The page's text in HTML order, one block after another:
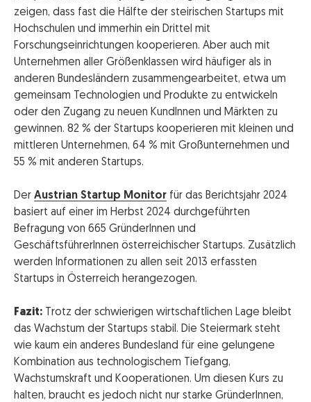
zeigen, dass fast die Hälfte der steirischen Startups mit
Hochschulen und immerhin ein Drittel mit
Forschungseinrichtungen kooperieren. Aber auch mit
Unternehmen aller Größenklassen wird häufiger als in
anderen Bundesländern zusammengearbeitet, etwa um
gemeinsam Technologien und Produkte zu entwickeln
oder den Zugang zu neuen KundInnen und Märkten zu
gewinnen. 82 % der Startups kooperieren mit kleinen und
mittleren Unternehmen, 64 % mit Großunternehmen und
55 % mit anderen Startups.
Der Austrian Startup Monitor für das Berichtsjahr 2024
basiert auf einer im Herbst 2024 durchgeführten
Befragung von 665 GründerInnen und
GeschäftsführerInnen österreichischer Startups. Zusätzlich
werden Informationen zu allen seit 2013 erfassten
Startups in Österreich herangezogen.
Fazit: Trotz der schwierigen wirtschaftlichen Lage bleibt
das Wachstum der Startups stabil. Die Steiermark steht
wie kaum ein anderes Bundesland für eine gelungene
Kombination aus technologischem Tiefgang,
Wachstumskraft und Kooperationen. Um diesen Kurs zu
halten, braucht es jedoch nicht nur starke GründerInnen,